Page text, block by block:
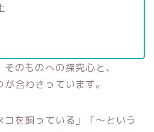
のものへの探究心と、
合わさっています。
を飼っている」「～という